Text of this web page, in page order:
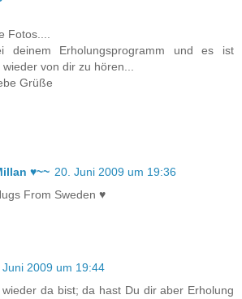
Fotos....
deinem Erholungsprogramm und es ist
von dir zu hören...
Grüße
♥~~ 20. Juni 2009 um 19:36
From Sweden ♥
Juni 2009 um 19:44
da bist; da hast Du dir aber Erholung